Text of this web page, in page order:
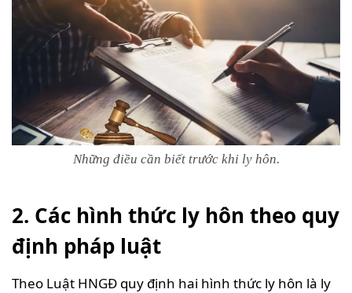
Những điều cần biết trước khi ly hôn.
2. Các hình thức ly hôn theo quy
định pháp luật
Theo Luật HNGĐ quy định hai hình thức ly hôn là ly